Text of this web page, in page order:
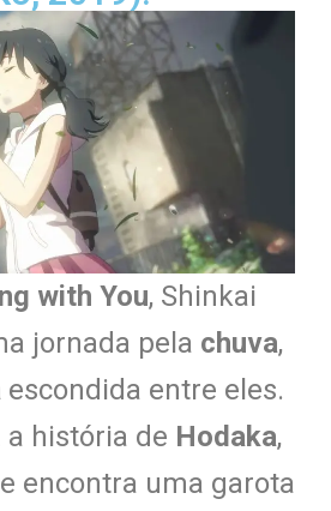
with You, Shinkai
jornada pela chuva,
escondida entre eles.
história de Hodaka,
encontra uma garota